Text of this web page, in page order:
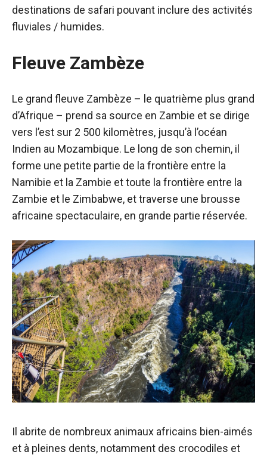
destinations de safari pouvant inclure des activités
fluviales / humides.
Fleuve Zambèze
Le grand fleuve Zambèze – le quatrième plus grand
d’Afrique – prend sa source en Zambie et se dirige
vers l’est sur 2 500 kilomètres, jusqu’à l’océan
Indien au Mozambique. Le long de son chemin, il
forme une petite partie de la frontière entre la
Namibie et la Zambie et toute la frontière entre la
Zambie et le Zimbabwe, et traverse une brousse
africaine spectaculaire, en grande partie réservée.
Il abrite de nombreux animaux africains bien-aimés
et à pleines dents, notamment des crocodiles et